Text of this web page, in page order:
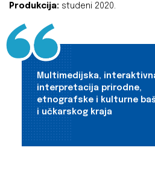
Produkcija: studeni 2020.
Multimedijska,
interpretacija prirodne,
etnografske i kulturne
i učkarskog kraja